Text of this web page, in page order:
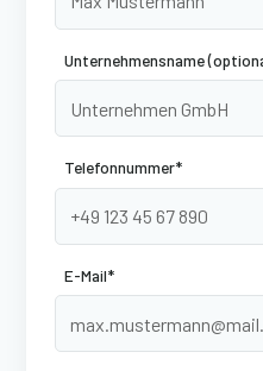
Unternehmensname
Telefonnummer*
E-Mail*